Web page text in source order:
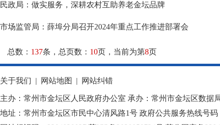
民政局：做实服务，深耕农村互助养老金坛品牌
市场监管局：薛埠分局召开2024年重点工作推进部署会
总数： 137条，总页数： 10页，当前为第8页
关于我们 | 网站地图 | 网站纠错
主办：常州市金坛区人民政府办公室 承办：常州市金坛区数据
地址：常州市金坛区市民中心清风路1号 政府公共服务热线号码